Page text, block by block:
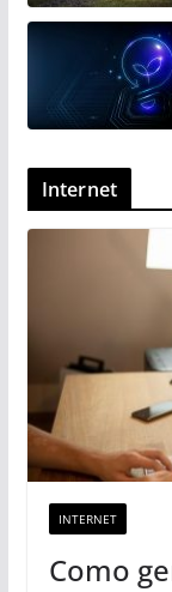
Internet
INTERNET
Como